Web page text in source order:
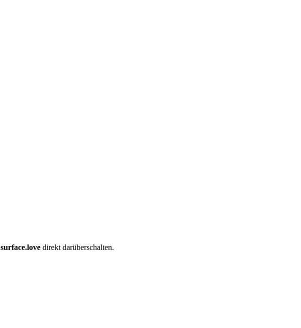
surface.love direkt darüberschalten.